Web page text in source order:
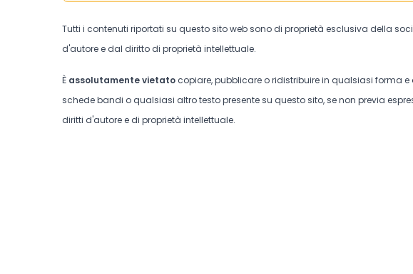
Tutti i contenuti riportati su questo sito web sono di proprietà esclusiva della
d'autore e dal diritto di proprietà intellettuale.
È assolutamente vietato copiare, pubblicare o ridistribuire in qualsiasi forma
schede bandi o qualsiasi altro testo presente su questo sito, se non previa
diritti d'autore e di proprietà intellettuale.